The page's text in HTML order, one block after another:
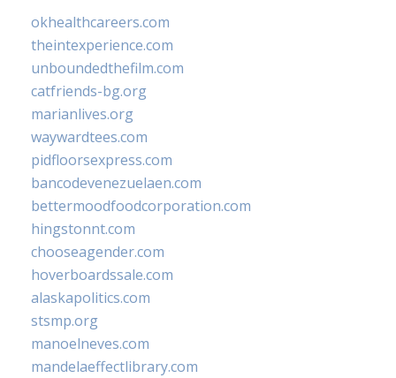
okhealthcareers.com
theintexperience.com
unboundedthefilm.com
catfriends-bg.org
marianlives.org
waywardtees.com
pidfloorsexpress.com
bancodevenezuelaen.com
bettermoodfoodcorporation.com
hingstonnt.com
chooseagender.com
hoverboardssale.com
alaskapolitics.com
stsmp.org
manoelneves.com
mandelaeffectlibrary.com